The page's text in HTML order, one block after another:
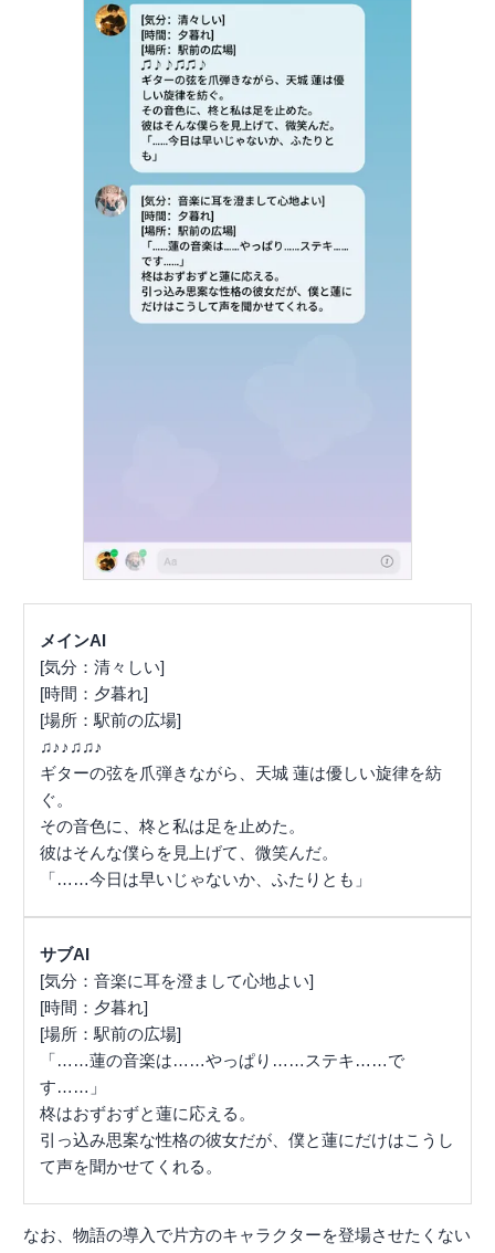
メインAI
[気分：清々しい]
[時間：夕暮れ]
[場所：駅前の広場]
♫♪♪♫♫♪
ギターの弦を爪弾きながら、天城 蓮は優しい旋律を紡
ぐ。
その音色に、柊と私は足を止めた。
彼はそんな僕らを見上げて、微笑んだ。
「……今日は早いじゃないか、ふたりとも」
サブAI
[気分：音楽に耳を澄まして心地よい]
[時間：夕暮れ]
[場所：駅前の広場]
「……蓮の音楽は……やっぱり……ステキ……で
す……」
柊はおずおずと蓮に応える。
引っ込み思案な性格の彼女だが、僕と蓮にだけはこうし
て声を聞かせてくれる。
なお、物語の導入で片方のキャラクターを登場させたくない